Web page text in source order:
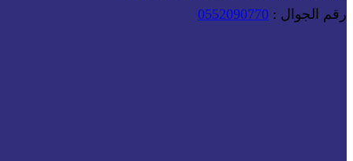
رقم الجوال : 0552090770